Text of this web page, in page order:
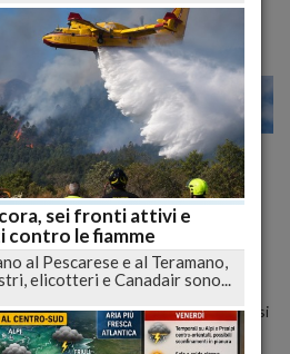
30 VENEZIA
2015 11:12
la coppia di sorelle che più
gli italiani e li tiene sotto scacco
la partecipazione all'Isola dei Famosi
la prima.
sei fronti attivi e
contro le fiamme
al Pescarese e al Teramano,
elicotteri e Canadair sono...